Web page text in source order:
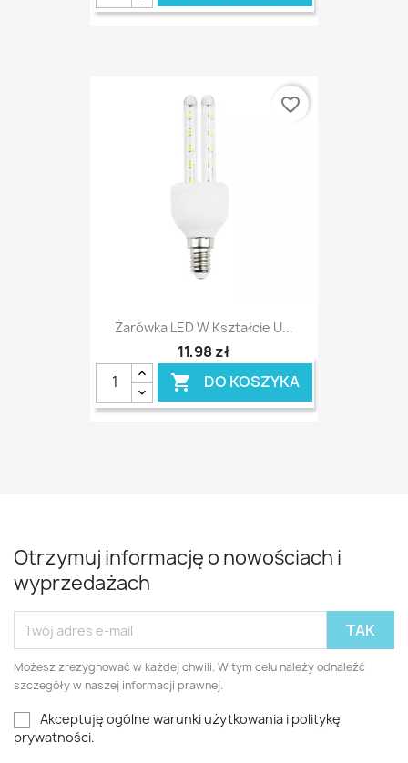
Żarówka LED W Kształcie U...
11,98 zł
 DO KOSZYKA
favorite_border
Otrzymuj informację o nowościach i
wyprzedażach
Możesz zrezygnować w każdej chwili. W tym celu należy odnaleźć
szczegóły w naszej informacji prawnej.
Akceptuję ogólne warunki użytkowania i politykę
prywatności.